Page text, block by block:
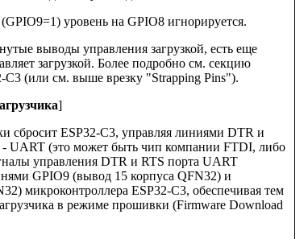
уровень на GPIO8 игнорируется.
выводы управления загрузкой, есть еще
загрузкой. Более подробно см. секцию
C3 (или см. выше врезку "Strapping Pins").
]
сбросит ESP32-C3, управляя линиями DTR и
- UART (это может быть чип компании FTDI, либо
управления DTR и RTS порта UART
GPIO9 (вывод 15 корпуса QFN32) и
микроконтроллера ESP32-C3, обеспечивая тем
в режиме прошивки (Firmware Download